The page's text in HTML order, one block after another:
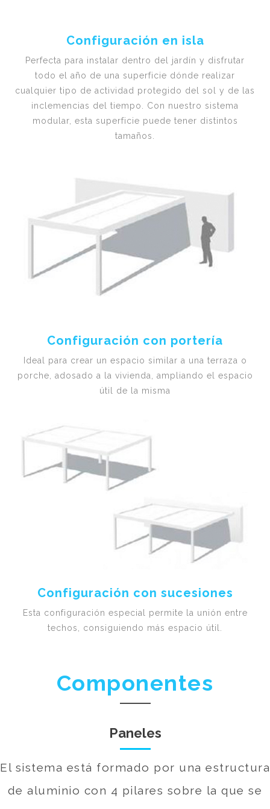
Configuración en isla
Perfecta para instalar dentro del jardín y disfrutar
todo el año de una superficie dónde realizar
cualquier tipo de actividad protegido del sol y de las
inclemencias del tiempo. Con nuestro sistema
modular, esta superficie puede tener distintos
tamaños.
Configuración con portería
Ideal para crear un espacio similar a una terraza o
porche, adosado a la vivienda, ampliando el espacio
útil de la misma
Configuración con sucesiones
Esta configuración especial permite la unión entre
techos, consiguiendo más espacio útil.
Componentes
Paneles
El sistema está formado por una estructura
de aluminio con 4 pilares sobre la que se